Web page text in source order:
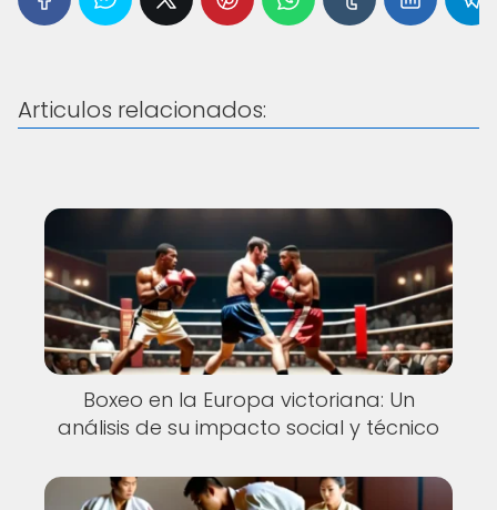
Articulos relacionados:
Boxeo en la Europa victoriana: Un
análisis de su impacto social y técnico